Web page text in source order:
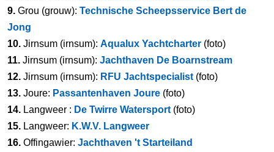
9. Grou (grouw): Technische Scheepsservice Bert de
Jong
10. Jirnsum (irnsum): Aqualux Yachtcharter (foto)
11. Jirnsum (irnsum): Jachthaven De Boarnstream
12. Jirnsum (irnsum): RFU Jachtspecialist (foto)
13. Joure: Passantenhaven Joure (foto)
14. Langweer : De Twirre Watersport (foto)
15. Langweer: K.W.V. Langweer
16. Offingawier: Jachthaven 't Starteiland